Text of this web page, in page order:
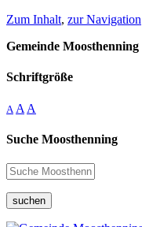
Zum Inhalt, zur Navigation
Gemeinde Moosthenning
Schriftgröße
A A A
Suche Moosthenning
suchen